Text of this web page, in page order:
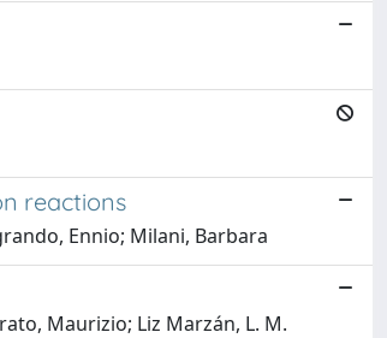
reactions
Ennio; Milani, Barbara
Maurizio; Liz Marzán, L. M.